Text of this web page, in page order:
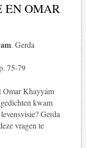
EN OMAR
. Gerda
75-79
Omar Khayyám
kwam
Gerda
vragen te